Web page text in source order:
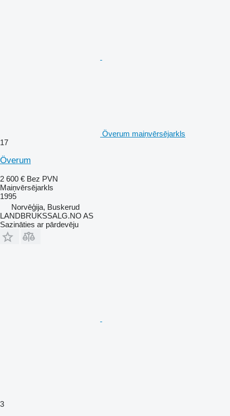
Överum maiņvērsējarkls
17
Överum
2 600 € Bez PVN
Maiņvērsējarkls
1995
Norvēģija, Buskerud
LANDBRUKSSALG.NO AS
Sazināties ar pārdevēju
3